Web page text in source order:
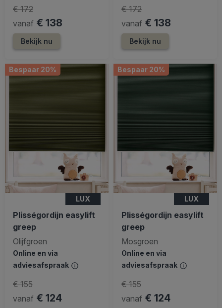
vanaf € 138
€ 172
Bekijk nu
vanaf € 138
€ 172
Bekijk nu
Bespaar 20%
LUX
Plisségordijn easylift
greep
Olijfgroen
Online en via
adviesafspraak
vanaf € 124
€ 155
Bespaar 20%
LUX
Plisségordijn easylift
greep
Mosgroen
Online en via
adviesafspraak
vanaf € 124
€ 155